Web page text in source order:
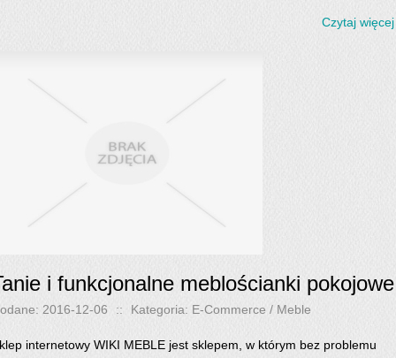
Czytaj
i funkcjonalne meblościanki
2016-12-06 :: Kategoria: E-Commerce / Meble
internetowy WIKI MEBLE jest sklepem, w którym bez problemu